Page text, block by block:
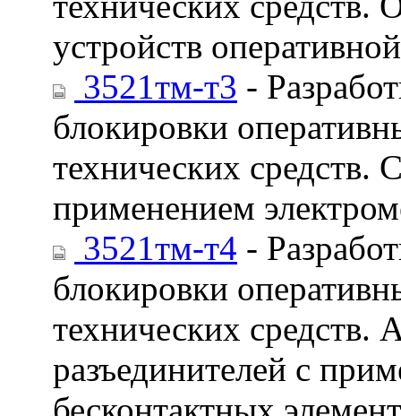
устройств
3521тм-т3 -
блокировки
технических средств.
применением
3521тм-т4 -
блокировки
технических
разъединителей с